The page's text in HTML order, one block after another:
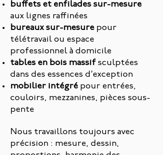
buffets et enfilades sur-mesure
aux lignes raffinées
bureaux sur-mesure pour
télétravail ou espace
professionnel à domicile
tables en bois massif sculptées
dans des essences d’exception
mobilier intégré pour entrées,
couloirs, mezzanines, pièces sous-
pente
Nous travaillons toujours avec
précision : mesure, dessin,